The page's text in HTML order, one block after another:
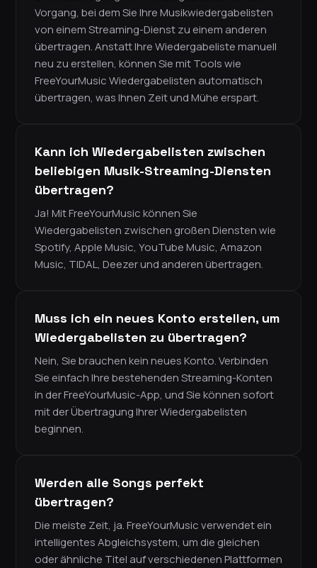
Vorgang, bei dem Sie Ihre Musikwiedergabelisten
von einem Streaming-Dienst zu einem anderen
übertragen. Anstatt Ihre Wiedergabeliste manuell
neu zu erstellen, können Sie mit Tools wie
FreeYourMusic Wiedergabelisten automatisch
übertragen, was Ihnen Zeit und Mühe erspart.
Kann ich Wiedergabelisten zwischen
beliebigen Musik-Streaming-Diensten
übertragen?
Ja! Mit FreeYourMusic können Sie
Wiedergabelisten zwischen großen Diensten wie
Spotify, Apple Music, YouTube Music, Amazon
Music, TIDAL, Deezer und anderen übertragen.
Muss ich ein neues Konto erstellen, um
Wiedergabelisten zu übertragen?
Nein, Sie brauchen kein neues Konto. Verbinden
Sie einfach Ihre bestehenden Streaming-Konten
in der FreeYourMusic-App, und Sie können sofort
mit der Übertragung Ihrer Wiedergabelisten
beginnen.
Werden alle Songs perfekt
übertragen?
Die meiste Zeit, ja. FreeYourMusic verwendet ein
intelligentes Abgleichsystem, um die gleichen
oder ähnliche Titel auf verschiedenen Plattformen